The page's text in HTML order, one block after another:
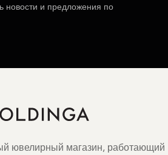
новости и предложения по
ювелирный магазин, работающий